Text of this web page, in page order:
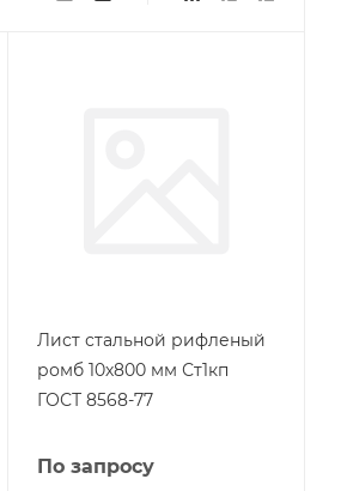
Лист стальной рифленый
ромб 10х800 мм Ст1кп
ГОСТ 8568-77
По запросу